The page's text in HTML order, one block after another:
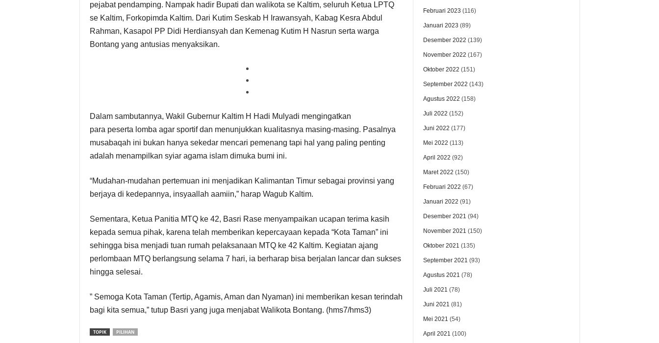
t
h
pejabat pendamping. Nampak hadir Bupati dan walikota se Kaltim, seluruh Ketua LPTQ
se Kaltim, Forkopimda Kaltim. Dari Kutim Seskab H Irawansyah, Kabag Kesra Abdul
Rahman, Kasapol PP Didi Herdiansyah dan Kemenag Kutim H Nasrun serta warga
Bontang yang antusias menyaksikan.
Dalam sambutannya, Wakil Gubernur Kaltim H Hadi Mulyadi mengingatkan
para peserta lomba agar sportif dan menunjukkan kualitasnya masing-masing. Pasalnya
musabaqah ini bukan hanya sekedar mencari pemenang tapi hal yang paling penting
adalah menampilkan syiar agama islam dimuka bumi ini.
“Mudahan-mudahan pertemuan ini menjadikan Kalimantan Timur sebagai provinsi yang
berjaya di kedepannya, insyaallah aamiin,” harap Wagub Kaltim.
Sementara, Ketua Panitia MTQ ke 42, Basri Rase menyampaikan ucapan terima kasih
kepada semua pihak, karena telah memberikan kepercayaan kepada “Kota Taman” ini
sehingga bisa menjadi tuan rumah pelaksanaan MTQ ke 42 Kaltim. Kegiatan ajang
perlombaan MTQ berlangsung selama 7 hari, ia berharap bisa berjalan lancar dan sukses
hingga selesai.
” Semoga Kota Taman (Tertip, Agamis, Aman dan Nyaman) ini memberikan kesan terindah
bagi kita semua,” tutup Basri yang juga menjabat Walikota Bontang. (hms7/hms3)
TOPIK PILIHAN
Februari 2023 (116)
Januari 2023 (89)
Desember 2022 (139)
November 2022 (167)
Oktober 2022 (151)
September 2022 (143)
Agustus 2022 (158)
Juli 2022 (152)
Juni 2022 (177)
Mei 2022 (113)
April 2022 (92)
Maret 2022 (150)
Februari 2022 (67)
Januari 2022 (91)
Desember 2021 (94)
November 2021 (150)
Oktober 2021 (135)
September 2021 (93)
Agustus 2021 (78)
Juli 2021 (78)
Juni 2021 (81)
Mei 2021 (54)
April 2021 (100)